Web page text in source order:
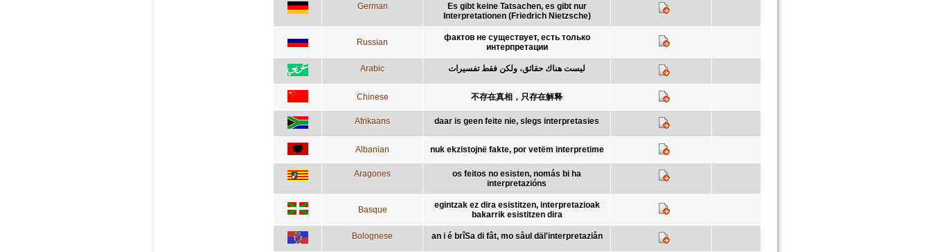
German
Es gibt keine Tatsachen, es gibt nur
Interpretationen (Friedrich Nietzsche)
Russian
фактов не существует, есть только
интерпретации
Arabic ليست هناك حقائق، ولكن فقط تفسيرات
Chinese 不存在真相，只存在解释
Afrikaans daar is geen feite nie, slegs interpretasies
Albanian nuk ekzistojnë fakte, por vetëm interpretime
Aragones
os feitos no esisten, nomás bi ha
interpretazións
Basque
egintzak ez dira esistitzen, interpretazioak
bakarrik esistitzen dira
Bolognese an i é brîSa di fât, mo såul däl'interpretaziån